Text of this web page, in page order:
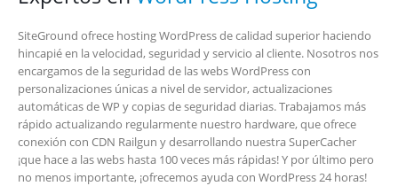
SiteGround ofrece hosting WordPress de calidad superior haciendo
hincapié en la velocidad, seguridad y servicio al cliente. Nosotros nos
encargamos de la seguridad de las webs WordPress con
personalizaciones únicas a nivel de servidor, actualizaciones
automáticas de WP y copias de seguridad diarias. Trabajamos más
rápido actualizando regularmente nuestro hardware, que ofrece
conexión con CDN Railgun y desarrollando nuestra SuperCacher
¡que hace a las webs hasta 100 veces más rápidas! Y por último pero
no menos importante, ¡ofrecemos ayuda con WordPress 24 horas!